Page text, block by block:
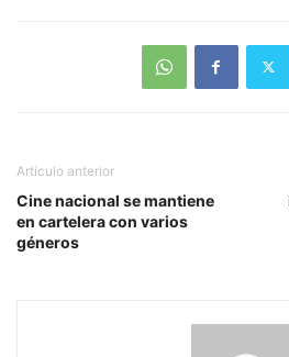
Artículo anterior
Cine nacional se mantiene
en cartelera con varios
géneros